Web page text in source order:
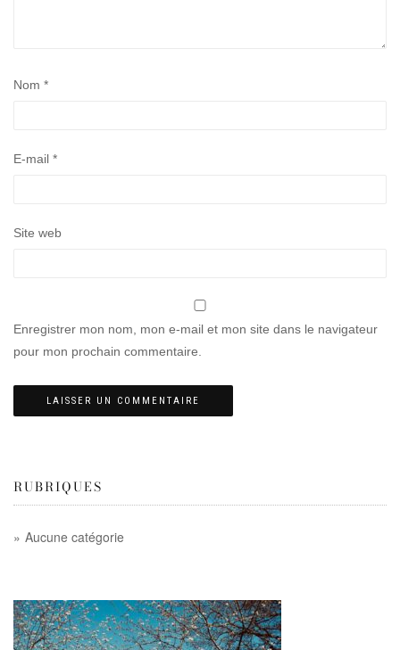
Nom *
E-mail *
Site web
Enregistrer mon nom, mon e-mail et mon site dans le navigateur
pour mon prochain commentaire.
RUBRIQUES
Aucune catégorie